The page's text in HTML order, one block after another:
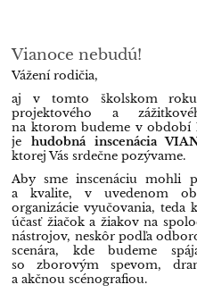
Vianoce nebudú!
Vážení rodičia,
aj v tomto školskom roku
projektového a
na ktorom budeme v období
jehudobná inscenácia
ktorej Vás srdečne pozývame.
Aby sme inscenáciu mohli
a kvalite, v uvedenom
organizácie vyučovania, teda
účasť žiačok a žiakov na
nástrojov, neskôr podľa
scenára, kde budeme
so zborovým spevom,
a akčnou scénografiou.